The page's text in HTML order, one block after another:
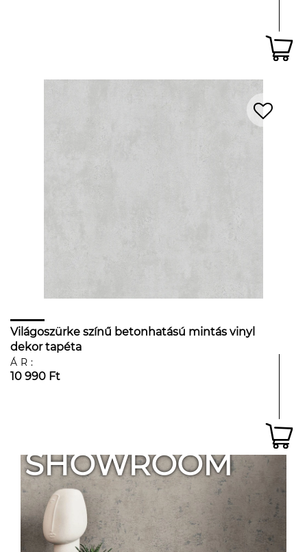
Világoszürke színű betonhatású mintás vinyl
dekor tapéta
ÁR:
10 990 Ft
SHOWROOM